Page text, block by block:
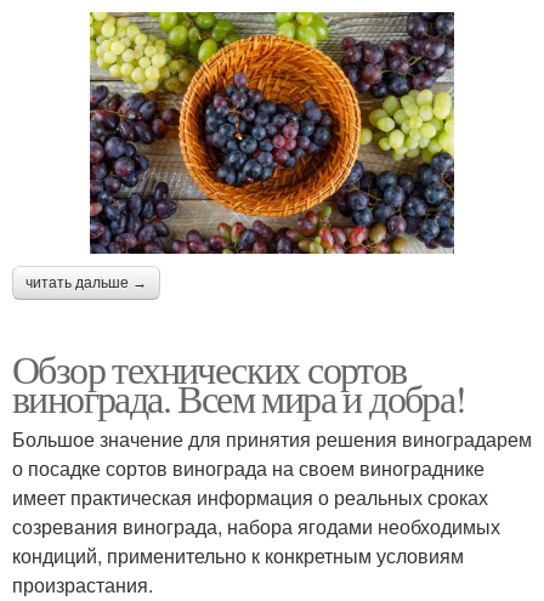
читать дальше →
Обзор технических сортов
винограда. Всем мира и добра!
Большое значение для принятия решения виноградарем
о посадке сортов винограда на своем винограднике
имеет практическая информация о реальных сроках
созревания винограда, набора ягодами необходимых
кондиций, применительно к конкретным условиям
произрастания.